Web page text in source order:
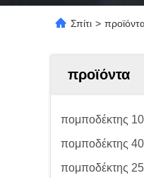
Σπίτι >
προϊόντα
πομποδέκτης
πομποδέκτης
πομποδέκτης